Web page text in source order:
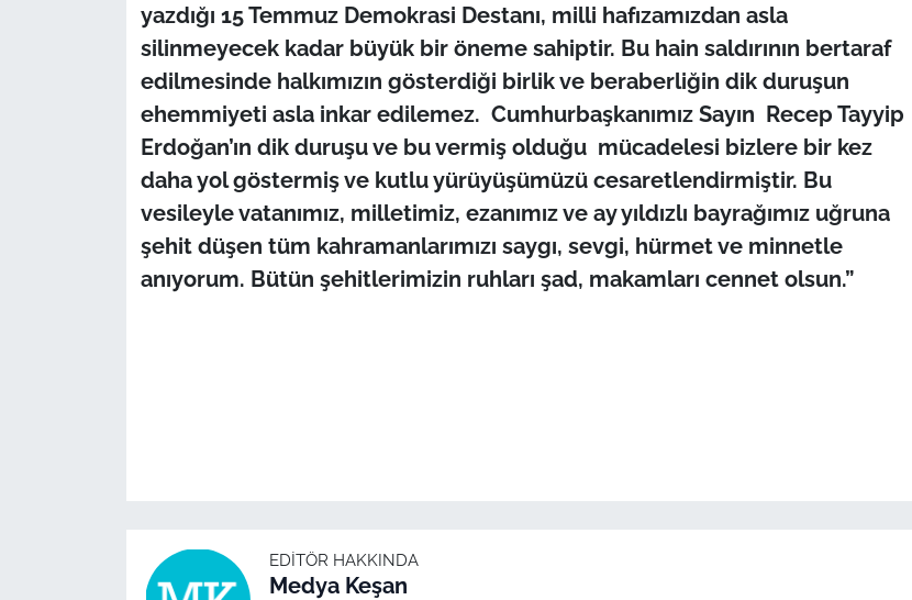
yazdığı 15 Temmuz Demokrasi Destanı, milli hafızamızdan asla
silinmeyecek kadar büyük bir öneme sahiptir. Bu hain saldırının bertaraf
edilmesinde halkımızın gösterdiği birlik ve beraberliğin dik duruşun
ehemmiyeti asla inkar edilemez. Cumhurbaşkanımız Sayın Recep Tayyip
Erdoğan’ın dik duruşu ve bu vermiş olduğu mücadelesi bizlere bir kez
daha yol göstermiş ve kutlu yürüyüşümüzü cesaretlendirmiştir. Bu
vesileyle vatanımız, milletimiz, ezanımız ve ay yıldızlı bayrağımız uğruna
şehit düşen tüm kahramanlarımızı saygı, sevgi, hürmet ve minnetle
anıyorum. Bütün şehitlerimizin ruhları şad, makamları cennet olsun.”
EDITÖR HAKKINDA
Medya Keşan
Canlı Maç
Gündem-Eğitim